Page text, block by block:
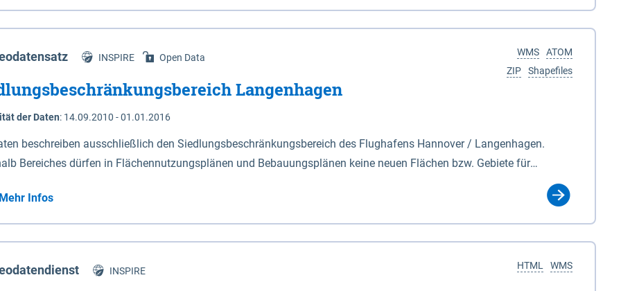
Niedersachsen (vgl. Abb. 4-1) entlang der Elbe zwischen Schnackenburg im Osten und Hohnstorf (Elbe) im Westen
472,5 bei Schnackenburg bis 569 bei Lauenburg). Das Biosphärenreservat umfasst Teile der Landkreise
Dannenberg und Lüneburg.
ATOM
WMS
Shapefiles
ZIP
INSPIRE Open Data
Langenhagen
der Daten: 14.09.2010 - 01.01.2016
beschreiben ausschließlich den Siedlungsbeschränkungsbereich des Flughafens Hannover / Langenhagen.
Bereiches dürfen in Flächennutzungsplänen und Bebauungsplänen keine neuen Flächen bzw. Gebiete für
Mehr Infos
WMS
HTML
INSPIRE